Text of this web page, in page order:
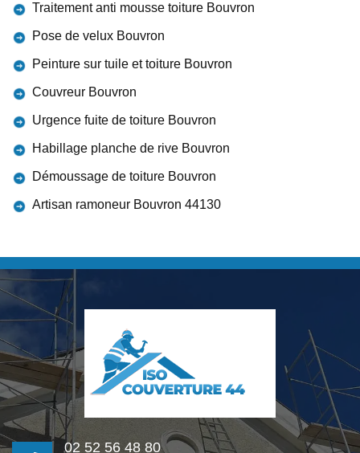
Traitement anti mousse toiture Bouvron
Pose de velux Bouvron
Peinture sur tuile et toiture Bouvron
Couvreur Bouvron
Urgence fuite de toiture Bouvron
Habillage planche de rive Bouvron
Démoussage de toiture Bouvron
Artisan ramoneur Bouvron 44130
02 52 56 48 80